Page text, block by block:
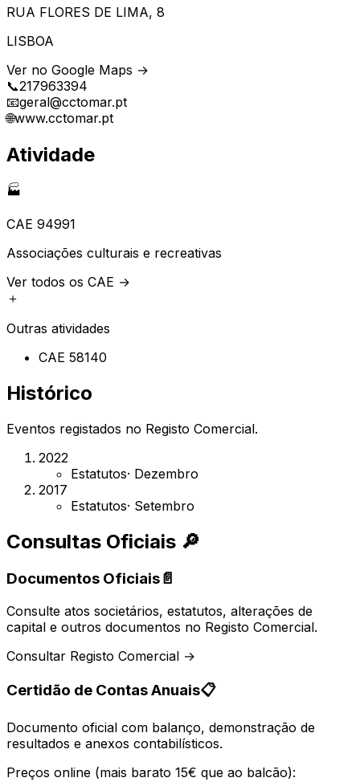
RUA FLORES DE LIMA, 8
LISBOA
Ver no Google Maps →
📞217963394
📧geral@cctomar.pt
🌐www.cctomar.pt
Atividade
🏭
CAE 94991
Associações culturais e recreativas
Ver todos os CAE →
＋
Outras atividades
CAE 58140
Histórico
Eventos registados no Registo Comercial.
2022
Estatutos· Dezembro
2017
Estatutos· Setembro
Consultas Oficiais 🔎
Documentos Oficiais📄
Consulte atos societários, estatutos, alterações de
capital e outros documentos no Registo Comercial.
Consultar Registo Comercial →
Certidão de Contas Anuais📋
Documento oficial com balanço, demonstração de
resultados e anexos contabilísticos.
Preços online (mais barato 15€ que ao balcão):